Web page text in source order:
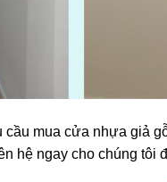
cầu mua cửa nhựa giả
hệ ngay cho chúng tôi